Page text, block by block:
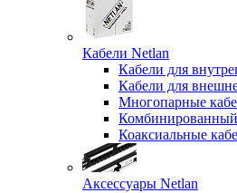
Кабели Netlan
Кабели для
Кабели для
Многопарные
Комбинированный
Коаксиальные
Аксессуары Netlan